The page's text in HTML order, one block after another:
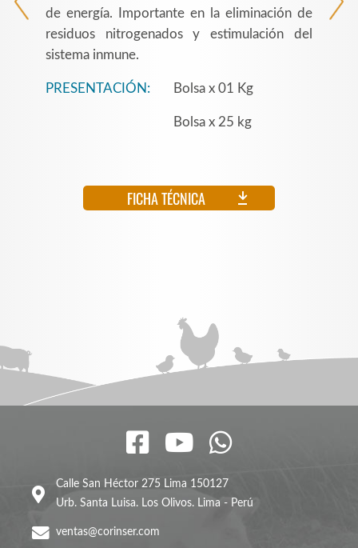
de energía. Importante en la eliminación de
residuos nitrogenados y estimulación del
sistema inmune.
PRESENTACIÓN: Bolsa x 01 Kg
Bolsa x 25 kg
FICHA TÉCNICA
Calle San Héctor 275 Lima 150127
Urb. Santa Luisa. Los Olivos. Lima - Perú
ventas@corinser.com